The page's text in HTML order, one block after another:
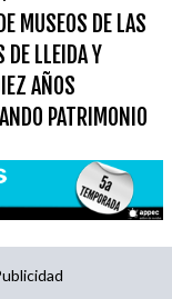
MUSEOS DE LAS
DE LLEIDA Y
AÑOS
PATRIMONIO